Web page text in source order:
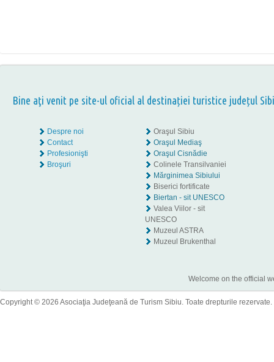
Bine aţi venit pe site-ul oficial al destinației turistice județul
Despre noi
Contact
Profesionişti
Broşuri
Oraşul Sibiu
Oraşul Mediaş
Oraşul Cisnădie
Colinele Transilvaniei
Mărginimea Sibiului
Biserici fortificate
Biertan - sit UNESCO
Valea Viilor - sit
UNESCO
Muzeul ASTRA
Muzeul Brukenthal
Welcome on the official
Copyright © 2026 Asociaţia Judeţeană de Turism Sibiu. Toate drepturile rezervate.